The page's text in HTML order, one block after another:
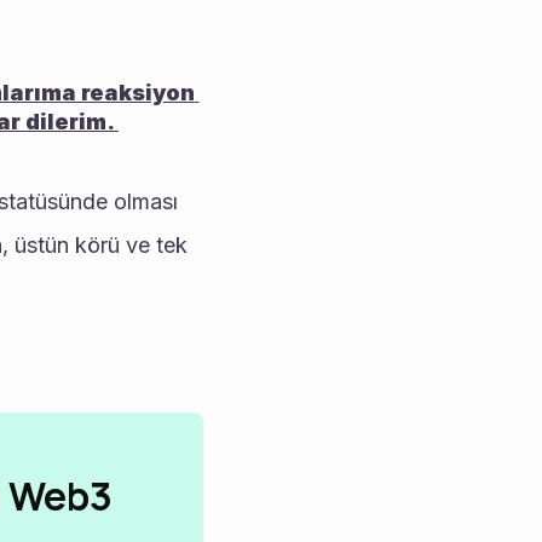
reaksiyon
dilerim.
olması
üstün körü ve tek